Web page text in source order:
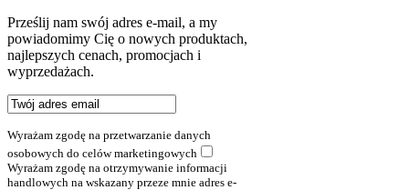
Prześlij nam swój adres e-mail, a my
powiadomimy Cię o nowych produktach,
najlepszych cenach, promocjach i
wyprzedażach.
Wyrażam zgodę na przetwarzanie danych
osobowych do celów marketingowych
Wyrażam zgodę na otrzymywanie informacji
handlowych na wskazany przeze mnie adres e-